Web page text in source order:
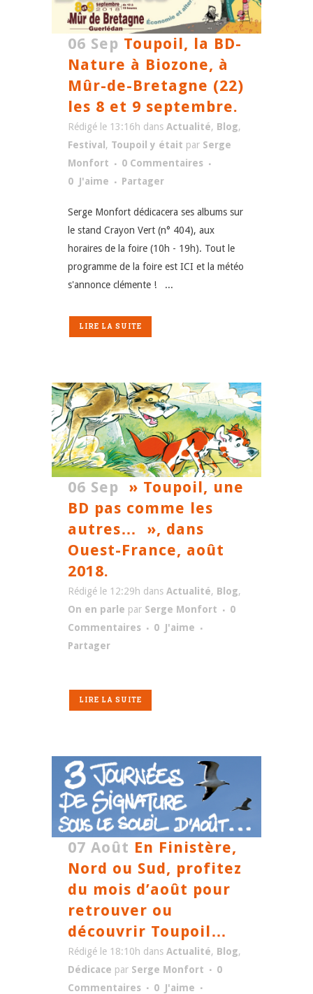
06 Sep Toupoil, la BD-
Nature à Biozone, à
Mûr-de-Bretagne (22)
les 8 et 9 septembre.
Rédigé le 13:16h dans Actualité, Blog,
Festival , Toupoil y était par Serge
Monfort
0 Commentaires
0 J'aime Partager
Serge Monfort dédicacera ses albums sur
le stand Crayon Vert (n° 404), aux
horaires de la foire (10h - 19h). Tout le
programme de la foire est ICI et la météo
s'annonce clémente ! ...
LIRE LA SUITE
06 Sep
» Toupoil, une
BD pas comme les
autres… », dans
Ouest-France, août
2018.
Rédigé le 12:29h dans Actualité, Blog,
On en parle par Serge Monfort
0
Commentaires
0 J'aime
Partager
LIRE LA SUITE
07 Août En Finistère,
Nord ou Sud, profitez
du mois d’août pour
retrouver ou
découvrir Toupoil…
Rédigé le 18:10h dans Actualité, Blog,
Dédicace par Serge Monfort
0
Commentaires
0 J'aime